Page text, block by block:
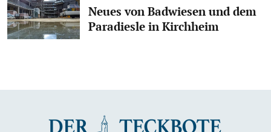
Neues von Badwiesen und dem
Paradiesle in Kirchheim